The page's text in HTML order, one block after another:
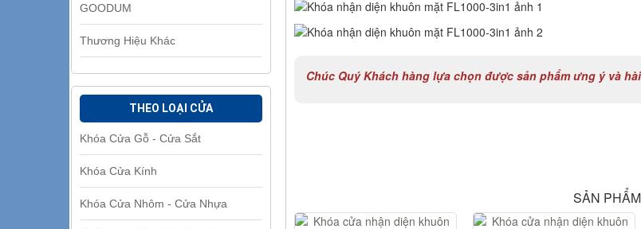
GOODUM
Thương Hiệu Khác
THEO LOẠI CỬA
Khóa Cửa Gỗ - Cửa Sắt
Khóa Cửa Kính
Khóa Cửa Nhôm - Cửa Nhựa
Chúc Quý Khách hàng lựa chọn được sản phẩm ưng ý và
SẢN